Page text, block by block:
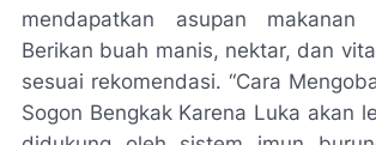
mendapatkan asupan makanan
Berikan buah manis, nektar, dan
sesuai rekomendasi. “Cara
Sogon Bengkak Karena Luka akan